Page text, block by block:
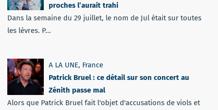
proches l’aurait trahi
Dans la semaine du 29 juillet, le nom de Jul était sur toutes
les lèvres. P...
A LA UNE, France
Patrick Bruel : ce détail sur son concert au
Zénith passe mal
Alors que Patrick Bruel fait l'objet d'accusations de viols et